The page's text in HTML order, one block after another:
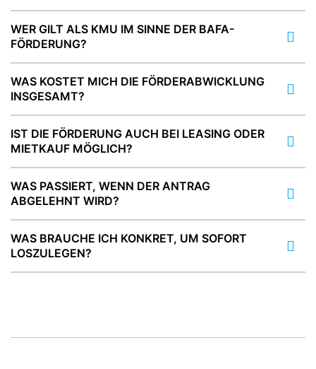
WER GILT ALS KMU IM SINNE DER BAFA-
FÖRDERUNG?
WAS KOSTET MICH DIE FÖRDERABWICKLUNG
INSGESAMT?
IST DIE FÖRDERUNG AUCH BEI LEASING ODER
MIETKAUF MÖGLICH?
WAS PASSIERT, WENN DER ANTRAG
ABGELEHNT WIRD?
WAS BRAUCHE ICH KONKRET, UM SOFORT
LOSZULEGEN?